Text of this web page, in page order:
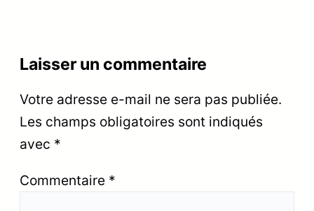
Laisser un commentaire
Votre adresse e-mail ne sera pas publiée.
Les champs obligatoires sont indiqués
avec *
Commentaire *